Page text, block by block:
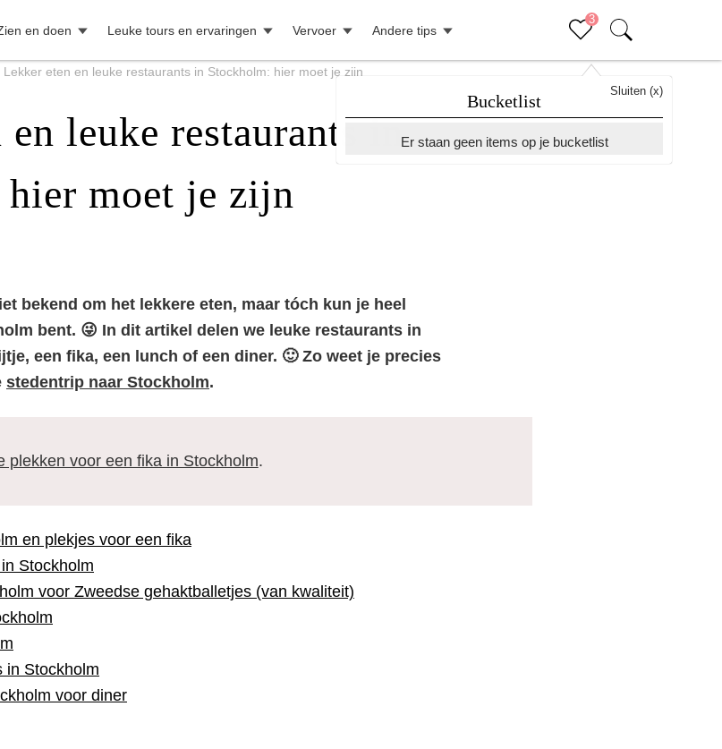
3
en doen Leuke tours en ervaringen Vervoer Andere tips
Bucketlist
Sluiten (x)
Er staan geen items op je bucketlist
Lekker eten en leuke restaurants in Stockholm: hier moet je zijn
leuke restaurants in
moet je zijn
bekend om het lekkere eten, maar tóch kun je heel
bent. 😜 In dit artikel delen we leuke restaurants in
een fika, een lunch of een diner. 🙂 Zo weet je precies
stedentrip naar Stockholm.
plekken voor een fika in Stockholm.
en plekjes voor een fika
Stockholm
voor Zweedse gehaktballetjes (van kwaliteit)
in Stockholm
voor diner